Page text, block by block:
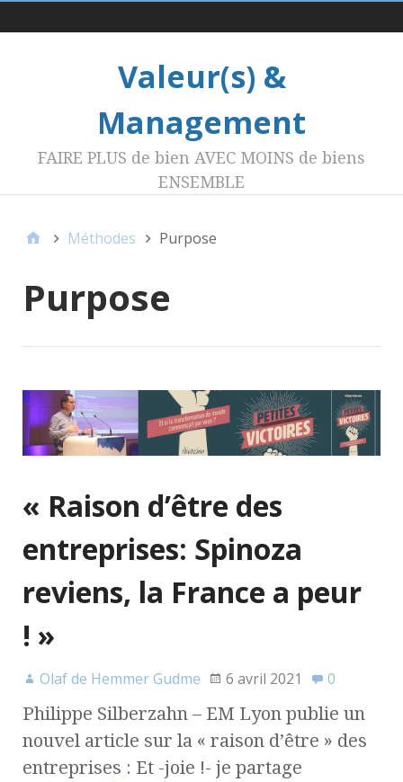
Menu 1
Valeur(s) &
Management
FAIRE PLUS de bien AVEC MOINS de biens
ENSEMBLE
Méthodes Purpose
Purpose
« Raison d’être des
entreprises: Spinoza
reviens, la France a peur
! »
Olaf de Hemmer Gudme 6 avril 2021 0
Philippe Silberzahn – EM Lyon publie un
nouvel article sur la « raison d’être » des
entreprises : Et -joie !- je partage